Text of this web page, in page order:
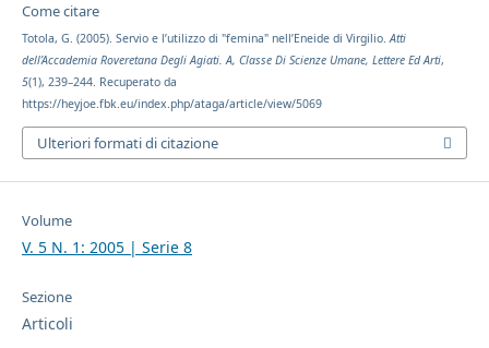
Come citare
Totola, G. (2005). Servio e l’utilizzo di "femina" nell’Eneide di Virgilio.Atti
dell’Accademia Roveretana Degli Agiati. A, Classe Di Scienze Umane, Lettere Ed Arti,
5(1), 239–244. Recuperato da
https://heyjoe.fbk.eu/index.php/ataga/article/view/5069
Ulteriori formati di citazione
Volume
V. 5 N. 1: 2005 | Serie 8
Sezione
Articoli